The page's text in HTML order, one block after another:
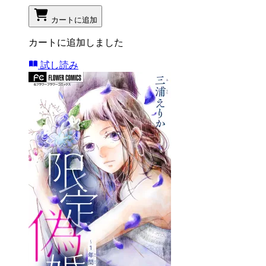
カートに追加
カートに追加しました
試し読み